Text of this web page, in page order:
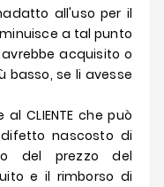
all'uso per il
a tal punto
avrebbe acquisito o
basso, se li avesse
CLIENTE che può
nascosto di
del prezzo del
e il rimborso di